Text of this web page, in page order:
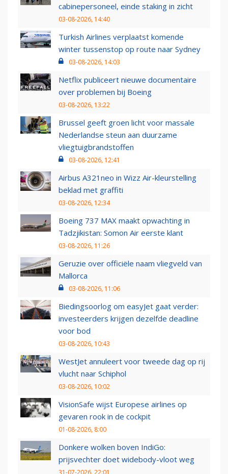
cabinepersoneel, einde staking in zicht
03-08-2026, 14:40
Turkish Airlines verplaatst komende
winter tussenstop op route naar Sydney
03-08-2026, 14:03
Netflix publiceert nieuwe documentaire
over problemen bij Boeing
03-08-2026, 13:22
Brussel geeft groen licht voor massale
Nederlandse steun aan duurzame
vliegtuigbrandstoffen
03-08-2026, 12:41
Airbus A321neo in Wizz Air-kleurstelling
beklad met graffiti
03-08-2026, 12:34
Boeing 737 MAX maakt opwachting in
Tadzjikistan: Somon Air eerste klant
03-08-2026, 11:26
Geruzie over officiële naam vliegveld van
Mallorca
03-08-2026, 11:06
Biedingsoorlog om easyJet gaat verder:
investeerders krijgen dezelfde deadline
voor bod
03-08-2026, 10:43
WestJet annuleert voor tweede dag op rij
vlucht naar Schiphol
03-08-2026, 10:02
VisionSafe wijst Europese airlines op
gevaren rook in de cockpit
01-08-2026, 8:00
Donkere wolken boven IndiGo:
prijsvechter doet widebody-vloot weg
31-07-2026, 22:01